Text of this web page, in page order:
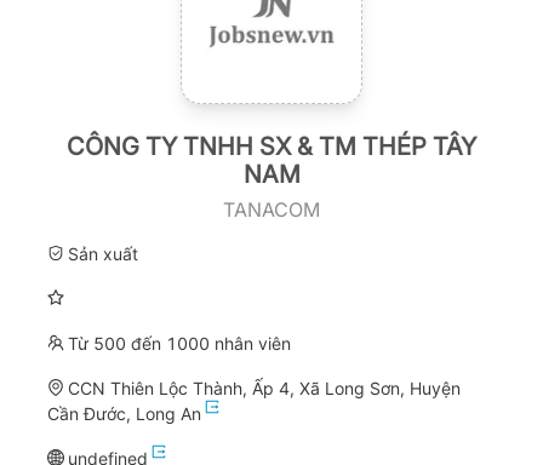
CÔNG TY TNHH SX & TM THÉP TÂY
NAM
TANACOM
Sản xuất
Từ 500 đến 1000 nhân viên
CCN Thiên Lộc Thành, Ấp 4, Xã Long Sơn, Huyện
Cần Đước, Long An
undefined